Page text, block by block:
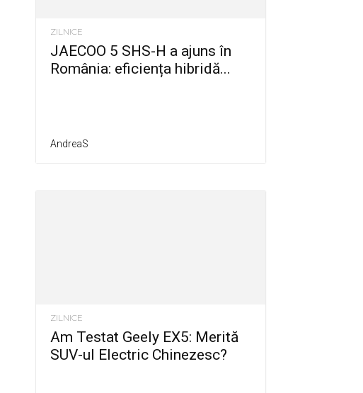
ZILNICE
JAECOO 5 SHS-H a ajuns în
România: eficiența hibridă...
AndreaS
ZILNICE
Am Testat Geely EX5: Merită
SUV-ul Electric Chinezesc?